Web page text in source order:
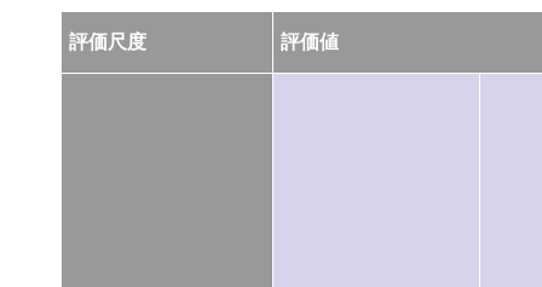
評価尺度 評価値